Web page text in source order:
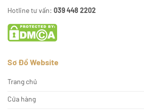
Hotline tư vấn: 039 448 2202
Sơ Đồ Website
Trang chủ
Cửa hàng